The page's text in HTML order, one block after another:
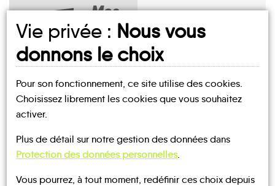
Mes
fiches
MOBILITÉ Aillant-
sur-
MilleronAmillyGâtinaisBetz sur-HuillardBellegarde
Le
MirabeauCepoy
Chailly-
Gâtinaissur-LoingChantecoqSépulcre
UN AVIS, UN TÉMOIGNAGE
À PARTAGER ?
Vie privée : Nous vous
donnons le choix
Pour son fonctionnement, ce site utilise des cookies.
Choisissez librement les cookies que vous souhaitez
activer.
Plus de détail sur notre gestion des données dans
Protection des données personnelles.
Vous pourrez, à tout moment, redéfinir ces choix depuis